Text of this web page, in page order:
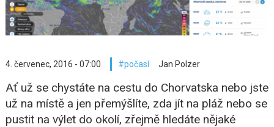
4. červenec, 2016 - 07:00 počasí Jan Polzer
Ať už se chystáte na cestu do Chorvatska nebo jste
už na místě a jen přemýšlíte, zda jít na pláž nebo se
pustit na výlet do okolí, zřejmě hledáte nějaké